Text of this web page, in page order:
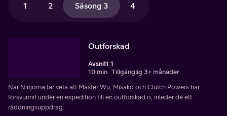
1 2 Säsong 3 4
Outforskad
Avsnitt 1
10 min Tillgänglig 3+ månader
När Ninjorna får veta att Mäster Wu, Misako och Clutch Powers har
försvunnit under en expedition till en outforskad ö, inleder de ett
räddningsuppdrag.